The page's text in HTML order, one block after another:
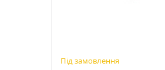
Під замовлення